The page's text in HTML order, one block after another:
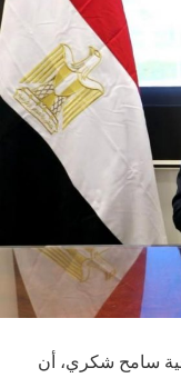
الخارجية سامح شكري، أن